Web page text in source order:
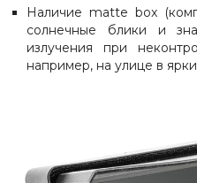
Наличие matte box
солнечные блики и
излучения при
например, на улице в